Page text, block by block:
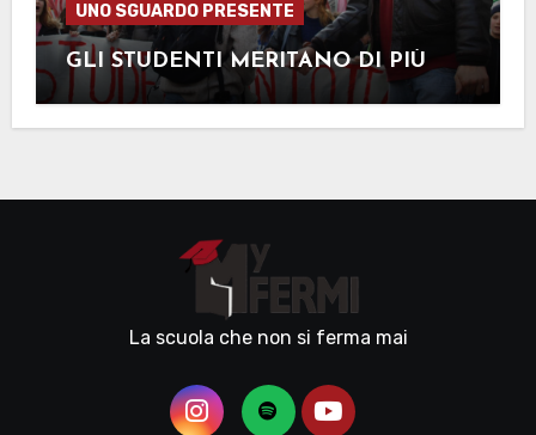
UNO SGUARDO PRESENTE
GLI STUDENTI MERITANO DI PIÙ
La scuola che non si ferma mai